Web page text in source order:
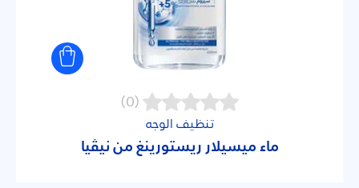
(0)
تنظيف الوجه
ماء ميسيلار ريستورينغ من نيڤيا